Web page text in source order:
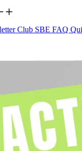
Club SBE FAQ